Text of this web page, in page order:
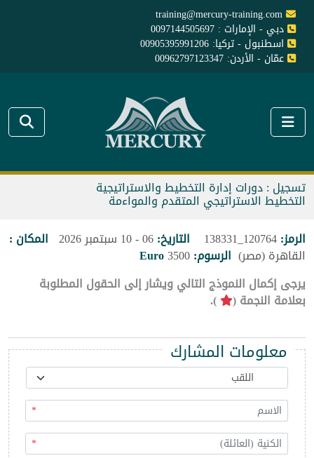
training@mercury-training.com
دبي - الإمارات : 0097144505697
اسطنبول - تركيا: 00905395991206
عمّان - الأردن: 00962797123347
تسجيل : دورات إدارة التخطيط والاستراتيجية
التخطيط الاستراتيجي المتقدم والمواءمة
الرمز:
التاريخ: المكان :
القاهرة (مصر) الرسوم:3500
Euro
يرجى إكمال النموذج التالي ويشار إلى الحقول المطلوبة
بعلامة النجمة ( ).
معلومات المشارك
*
*